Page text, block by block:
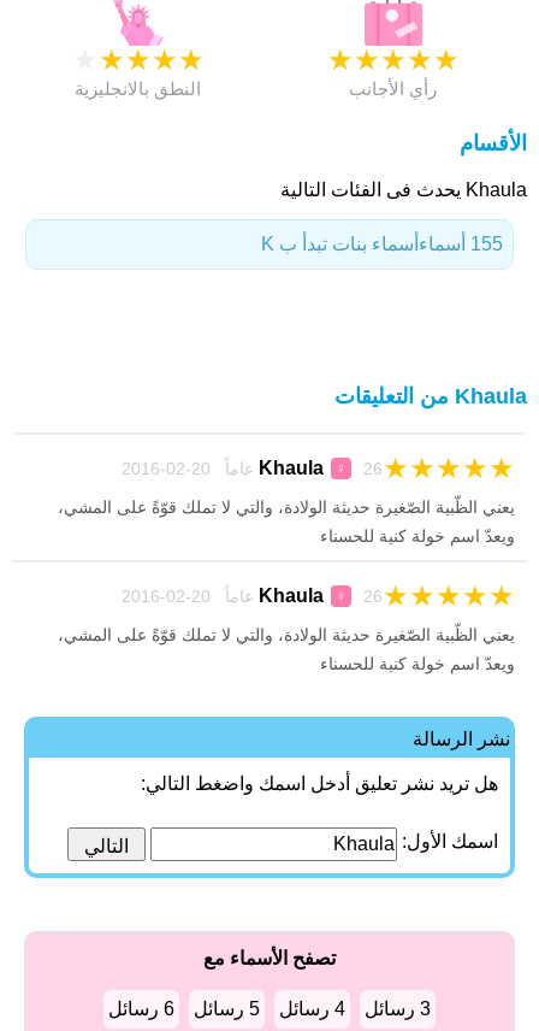
★
★
★
★
النطق بالانجليزية
★
★
★
★
★
رأي الأجانب
الأقسام
Khaula يحدث فى الفئات التالية
أسماء بنات تبدأ ب K 155 أسماء
Khaula من التعليقات
Khaula ♀ 26 عاماً 20-02-2016 ★
★
★
★
★
يعني الظّبية الصّغيرة حديثة الولادة، والتي لا تملك قوّةً على المشي،
ويعدّ اسم خولة كنية للحسناء
Khaula ♀ 26 عاماً 20-02-2016 ★
★
★
★
★
يعني الظّبية الصّغيرة حديثة الولادة، والتي لا تملك قوّةً على المشي،
ويعدّ اسم خولة كنية للحسناء
نشر الرسالة
هل تريد نشر تعليق أدخل اسمك واضغط التالي:
اسمك الأول:
تصفح الأسماء مع
3 رسائل 4 رسائل 5 رسائل 6 رسائل